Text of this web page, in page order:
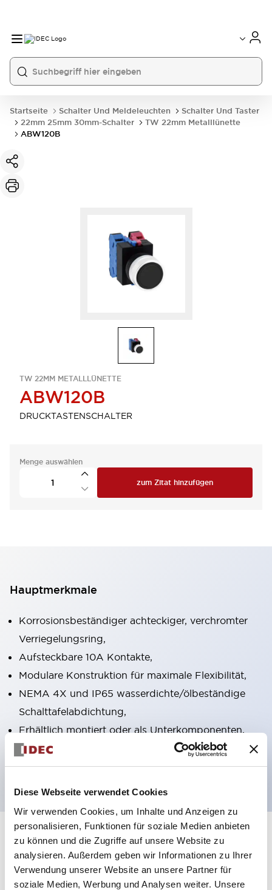
Diese Webseite verwendet Cookies
Wir verwenden Cookies, um Inhalte und Anzeigen zu
personalisieren, Funktionen für soziale Medien anbieten
zu können und die Zugriffe auf unsere Website zu
analysieren. Außerdem geben wir Informationen zu Ihrer
Verwendung unserer Website an unsere Partner für
soziale Medien, Werbung und Analysen weiter. Unsere
Startseite Schalter Und Meldeleuchten
Schalter Und Taster
22mm 25mm 30mm-Schalter
TW 22mm Metalllünette
ABW120B
TW 22MM METALLLÜNETTE
ABW120B
DRUCKTASTENSCHALTER
Menge auswählen
zum Zitat hinzufügen
Hauptmerkmale
Korrosionsbeständiger achteckiger, verchromter
Verriegelungsring,
Aufsteckbare 10A Kontakte,
Modulare Konstruktion für maximale Flexibilität,
NEMA 4X und IP65 wasserdichte/ölbeständige
Schalttafelabdichtung,
Erhältlich montiert oder als Unterkomponenten,
UL gelistet, CSA zertifiziert, TUV zugelassen und
CE gekennzeichnet
Spezifikationen Alle erweitern
Aesthetic Specifications